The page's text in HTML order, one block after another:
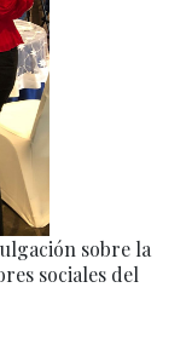
sobre la
sociales del